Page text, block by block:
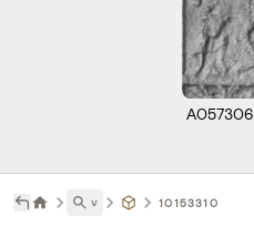
A057306
˅ 10153310